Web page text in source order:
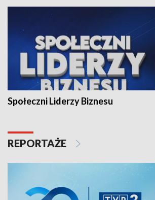
Społeczni Liderzy Biznesu
REPORTAŻE